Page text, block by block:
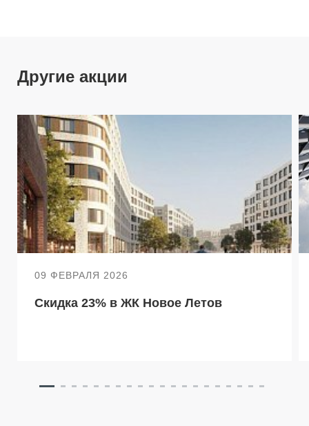
Другие акции
09 ФЕВРАЛЯ 2026
Скидка 23% в ЖК Новое Летов